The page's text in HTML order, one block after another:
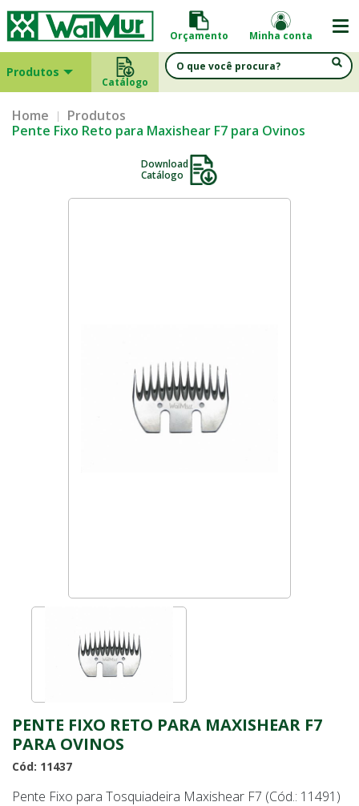
Orçamento Minha conta
Produtos
Catálogo
Home
Produtos
Pente Fixo Reto para Maxishear F7 para Ovinos
Download
Catálogo
PENTE FIXO RETO PARA MAXISHEAR F7
PARA OVINOS
Cód: 11437
Pente Fixo para Tosquiadeira Maxishear F7 (Cód.: 11491)